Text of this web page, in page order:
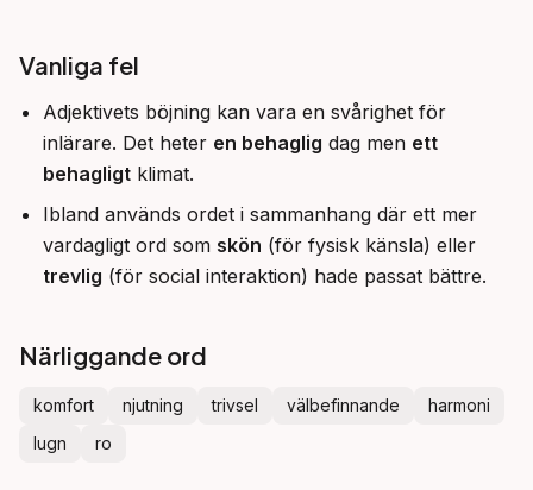
Vanliga fel
Adjektivets böjning kan vara en svårighet för
inlärare. Det heter en behaglig dag men ett
behagligt klimat.
Ibland används ordet i sammanhang där ett mer
vardagligt ord som skön (för fysisk känsla) eller
trevlig (för social interaktion) hade passat bättre.
Närliggande ord
komfort njutning trivsel välbefinnande
harmoni
lugn
ro